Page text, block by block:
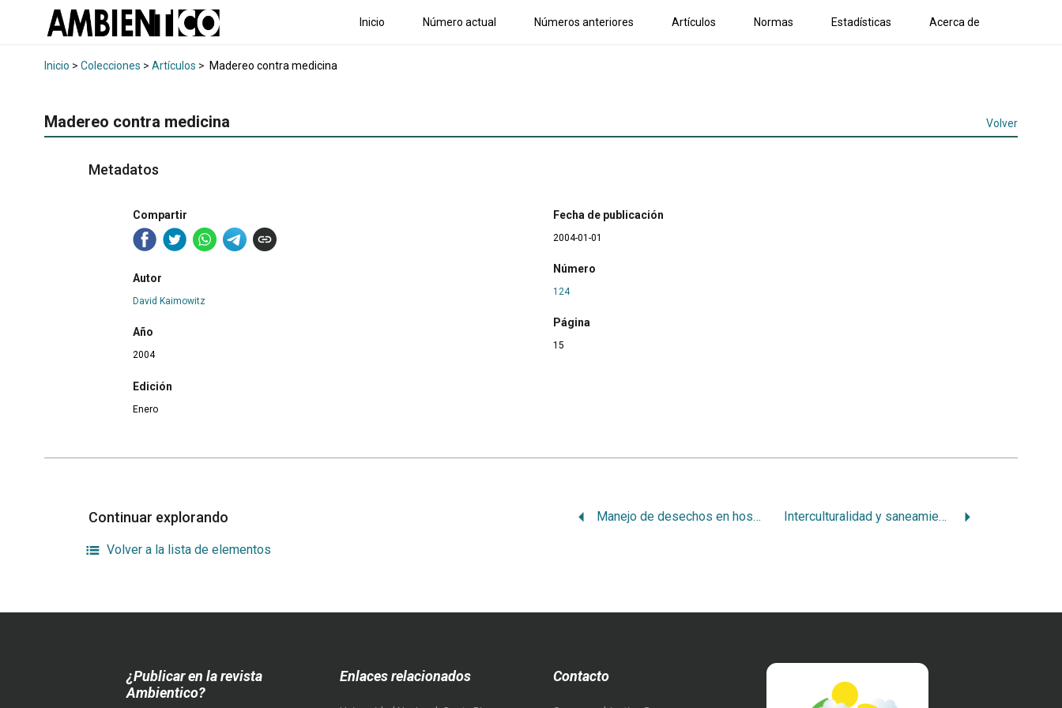
Inicio Número actual Números anteriores Artículos Normas Estadísticas Acerca de
Inicio > Colecciones > Artículos > Madereo contra medicina
Madereo contra medicina Volver
Metadatos
Compartir
Autor
David Kaimowitz
Año
2004
Edición
Enero
Fecha de publicación
2004-01-01
Número
124
Página
15
Continuar explorando Manejo de desechos en hospitales del Seguro Social Interculturalidad y saneamiento para indígenas ticos
Volver a la lista de elementos
¿Publicar en la revista
Ambientico?
Enlaces relacionados Contacto